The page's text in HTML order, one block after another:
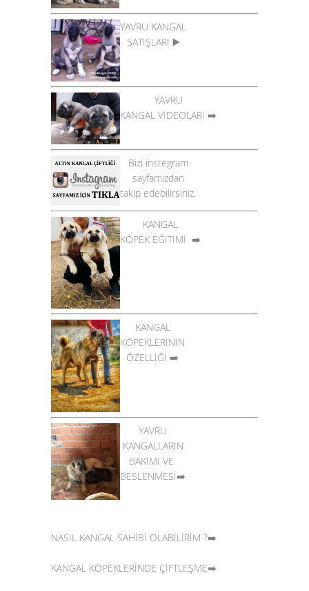
YAVRU KANGAL
SATIŞLARI ▶️
YAVRU
KANGAL VİDEOLARI ➡️
Bizi instegram
sayfamızdan
takip edebilirsiniz.
KANGAL
KÖPEK EĞİTİMİ ➡️
KANGAL
KÖPEKLERİNİN
ÖZELLİĞİ ➡️
YAVRU
KANGALLARIN
BAKIMI VE
BESLENMESİ➡️
NASIL KANGAL SAHİBİ OLABİLİRİM ?➡️
KANGAL KÖPEKLERİNDE ÇİFTLEŞME➡️